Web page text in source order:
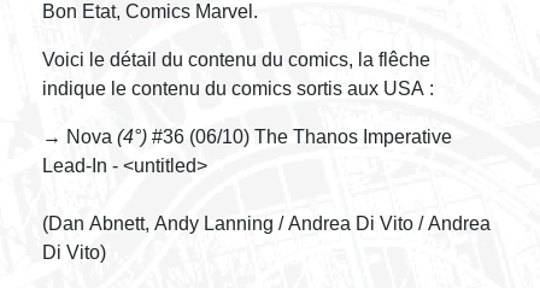
Bon Etat, Comics Marvel.
Voici le détail du contenu du comics, la flêche
indique le contenu du comics sortis aux USA :
→ Nova (4°) #36 (06/10) The Thanos Imperative
Lead-In - <untitled>
(Dan Abnett, Andy Lanning / Andrea Di Vito / Andrea
Di Vito)